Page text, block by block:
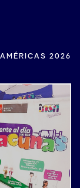
2026